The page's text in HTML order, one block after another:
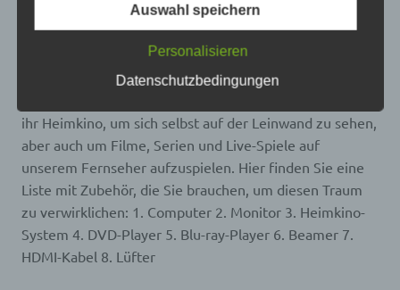
liegen, auf dem Boden liegen blaue Schatten auf
unseren Beinen. Mit Blick auf die Wände schweben wir
in unserem Wohnzimmer – wenn wir nicht gerade aus
dem Fenster unseres Hauses schauen, wie die Sterne
ihr Heimkino, um sich selbst auf der Leinwand zu sehen,
aber auch um Filme, Serien und Live-Spiele auf
unserem Fernseher aufzuspielen. Hier finden Sie eine
Liste mit Zubehör, die Sie brauchen, um diesen Traum
zu verwirklichen: 1. Computer 2. Monitor 3. Heimkino-
System 4. DVD-Player 5. Blu-ray-Player 6. Beamer 7.
HDMI-Kabel 8. Lüfter
Schutz nicht gewährleistet werden kann. Aus
diesem Grund steht es jeder betroffenen Person
frei, personenbezogene Daten auch auf
uns zu übermitteln.
Begriffsbestimmungen
Die Datenschutzerklärung beruht auf den
Begrifflichkeiten, die durch den Europäischen
Richtlinien- und Verordnungsgeber beim Erlass
der Datenschutz-Grundverordnung (DS-GVO)
verwendet wurden. Unsere Datenschutzerklärung
soll sowohl für die Öffentlichkeit als auch für
unsere Kunden und Geschäftspartner einfach
lesbar und verständlich sein. Um dies zu
Auswahl speichern
Personalisieren
Datenschutzbedingungen